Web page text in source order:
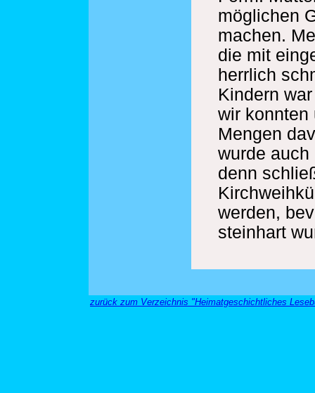
möglichen
machen.
die mit
herrlich
Kindern
wir konnten
Mengen
wurde auch
denn
werden,
steinhart
zurück zum Verzeichnis "Heimatgeschichtliches